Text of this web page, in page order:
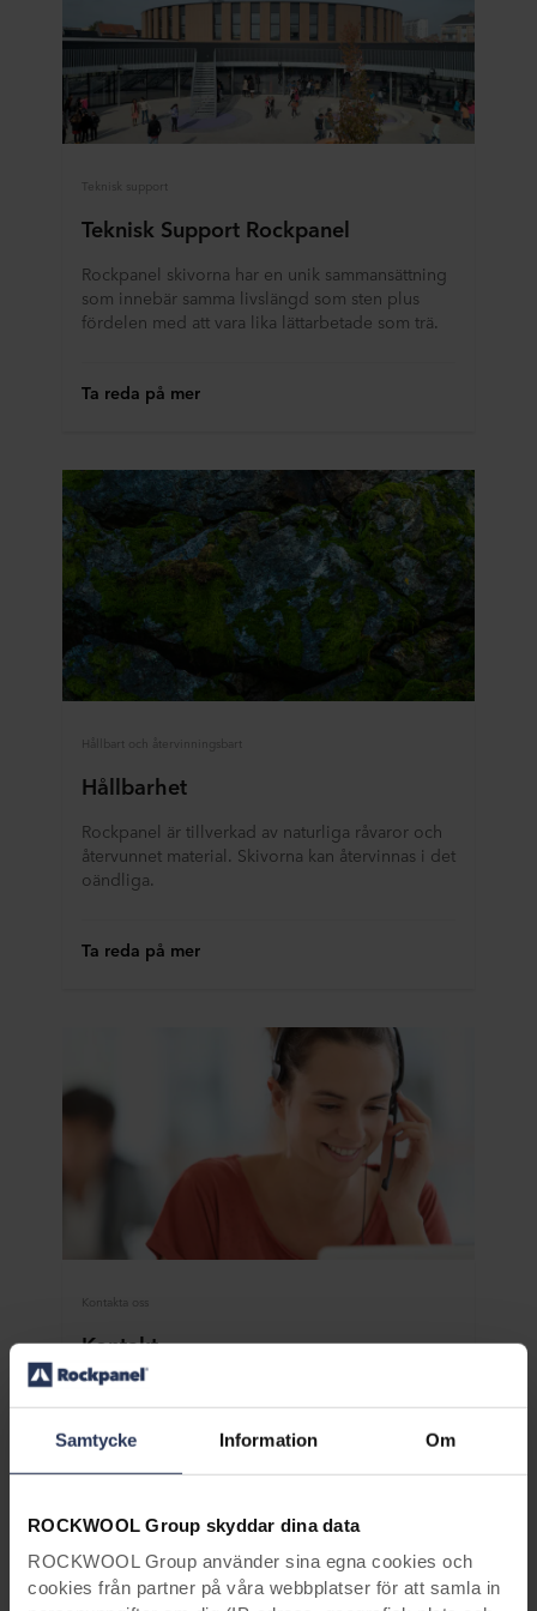
Samtycke Information Om
ROCKWOOL Group skyddar dina data
ROCKWOOL Group använder sina egna cookies och
cookies från partner på våra webbplatser för att samla in
Teknisk support
Teknisk Support Rockpanel
Rockpanel skivorna har en unik sammansättning
som innebär samma livslängd som sten plus
fördelen med att vara lika lättarbetade som trä.
Ta reda på mer
Hållbart och återvinningsbart
Hållbarhet
Rockpanel är tillverkad av naturliga råvaror och
återvunnet material. Skivorna kan återvinnas i det
oändliga.
Ta reda på mer
Kontakta oss
Kontakt
Om du har några frågor, behöver råd eller vill
ha dokumentation eller Rockpanel prov, ska du
använda formuläret och skicka in det till oss.